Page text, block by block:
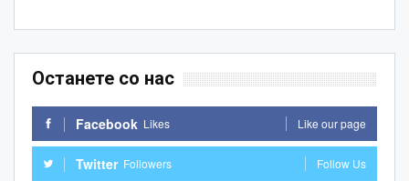
Останете со нас
Facebook Likes Like our page
Twitter Followers Follow Us